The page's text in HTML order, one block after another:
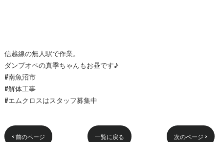
信越線の無人駅で作業。
ダンプオペの真季ちゃんもお昼です♪
#南魚沼市
#解体工事
#エムクロスはスタッフ募集中
< 前のページ 一覧に戻る 次のページ >